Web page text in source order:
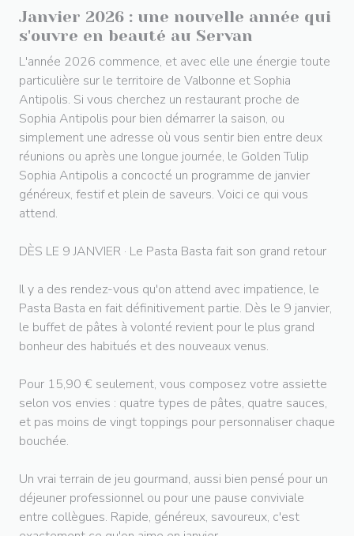
Janvier 2026 : une nouvelle année qui
s'ouvre en beauté au Servan
L'année 2026 commence, et avec elle une énergie toute
particulière sur le territoire de Valbonne et Sophia
Antipolis. Si vous cherchez un restaurant proche de
Sophia Antipolis pour bien démarrer la saison, ou
simplement une adresse où vous sentir bien entre deux
réunions ou après une longue journée, le Golden Tulip
Sophia Antipolis a concocté un programme de janvier
généreux, festif et plein de saveurs. Voici ce qui vous
attend.
DÈS LE 9 JANVIER · Le Pasta Basta fait son grand retour
Il y a des rendez-vous qu'on attend avec impatience, le
Pasta Basta en fait définitivement partie. Dès le 9 janvier,
le buffet de pâtes à volonté revient pour le plus grand
bonheur des habitués et des nouveaux venus.
Pour 15,90 € seulement, vous composez votre assiette
selon vos envies : quatre types de pâtes, quatre sauces,
et pas moins de vingt toppings pour personnaliser chaque
bouchée.
Un vrai terrain de jeu gourmand, aussi bien pensé pour un
déjeuner professionnel ou pour une pause conviviale
entre collègues. Rapide, généreux, savoureux, c'est